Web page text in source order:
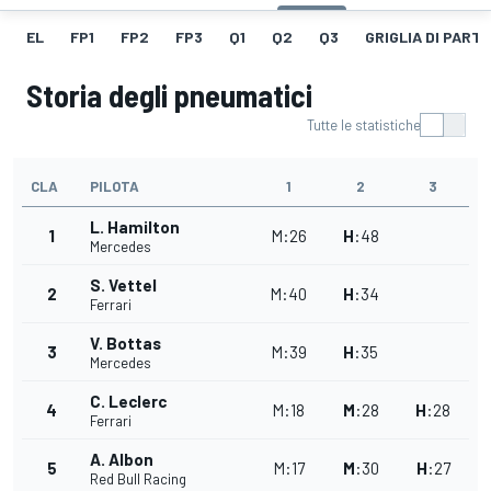
EL FP1 FP2 FP3 Q1 Q2 Q3 GRIGLIA DI
Storia degli pneumatici
Tutte le statistiche
CLA PILOTA 1 2 3
1 L. Hamilton
Mercedes
M:26 H:48
2 S. Vettel
Ferrari
M:40 H:34
3 V. Bottas
Mercedes
M:39 H:35
4 C. Leclerc
Ferrari
M:18 M:28 H:28
5 A. Albon
Red Bull Racing
M:17 M:30 H:27